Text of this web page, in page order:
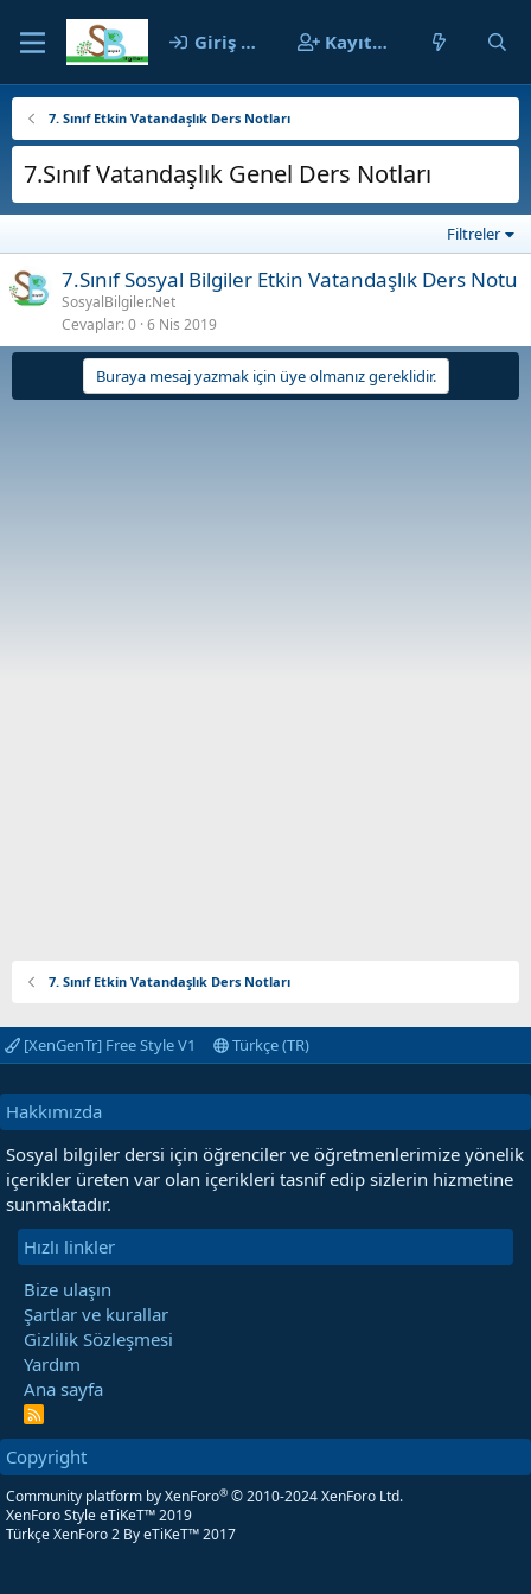
Giriş yap Kayıt ol
7. Sınıf Etkin Vatandaşlık Ders Notları
7.Sınıf Vatandaşlık Genel Ders Notları
Filtreler
7.Sınıf Sosyal Bilgiler Etkin Vatandaşlık Ders Notu
SosyalBilgiler.Net
Cevaplar 0 6 Nis 2019
Buraya mesaj yazmak için üye olmanız gereklidir.
7. Sınıf Etkin Vatandaşlık Ders Notları
[XenGenTr] Free Style V1 Türkçe (TR)
Hakkımızda
Sosyal bilgiler dersi için öğrenciler ve öğretmenlerimize yönelik
içerikler üreten var olan içerikleri tasnif edip sizlerin hizmetine
sunmaktadır.
Hızlı linkler
Bize ulaşın
Şartlar ve kurallar
Gizlilik Sözleşmesi
Yardım
Ana sayfa
R
S
Copyright
Community platform by XenForo® © 2010-2024 XenForo Ltd.
XenForo Style eTiKeT™ 2019
Türkçe XenForo 2 By eTiKeT™ 2017